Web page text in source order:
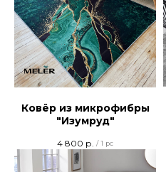
Ковёр из микрофибры
"Изумруд"
4 800 р. / 1 pc